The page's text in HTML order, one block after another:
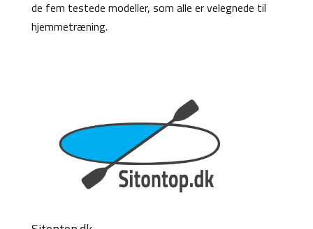
de fem testede modeller, som alle er velegnede til
hjemmetræning.